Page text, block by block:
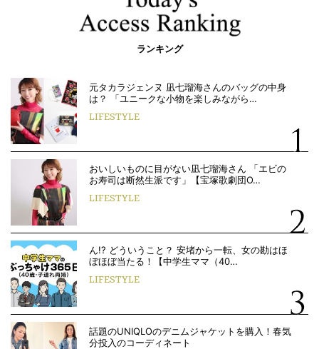
ランキング
元タカラジェンヌ 凪七瑠海さんのバッグの中身
は？ 「ユニークな小物を楽しみながら…
LIFESTYLE
おいしいものに目がない凪七瑠海さん 「エビの
お寿司は断然生派です」【宝塚歌劇団O…
LIFESTYLE
ん!? どういうこと？ 安堵から一転、女の勘はほ
ぼほぼ当たる！【中学生ママ（40…
LIFESTYLE
話題のUNIQLOのデニムジャケットを購入！春気
分投入のコーディネート